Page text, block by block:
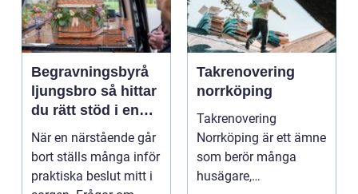
Begravningsbyrå
ljungsbro så hittar
du rätt stöd i en
svår tid
När en närstående går
bort ställs många inför
praktiska beslut mitt i
Takrenovering
norrköping
Takrenovering
Norrköping är ett ämne
som berör många
husägare,